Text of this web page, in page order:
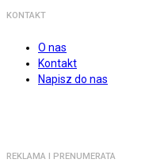
KONTAKT
O nas
Kontakt
Napisz do nas
REKLAMA I PRENUMERATA